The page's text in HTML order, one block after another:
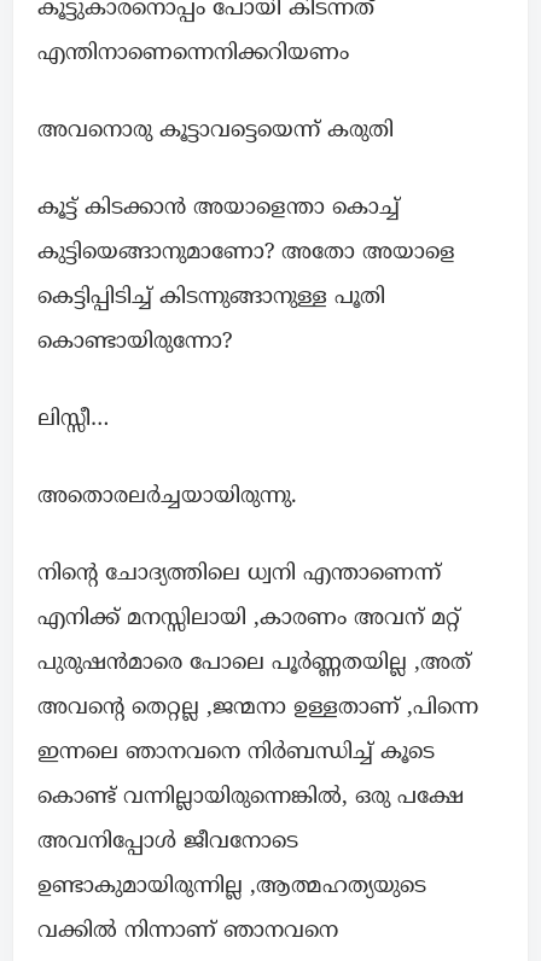
കൂട്ടുകാരനൊപ്പം പോയി കിടന്നത്
എന്തിനാണെന്നെനിക്കറിയണം
അവനൊരു കൂട്ടാവട്ടെയെന്ന് കരുതി
കൂട്ട് കിടക്കാൻ അയാളെന്താ കൊച്ച്
കുട്ടിയെങ്ങാനുമാണോ? അതോ അയാളെ
കെട്ടിപ്പിടിച്ച് കിടന്നുങ്ങാനുള്ള പൂതി
കൊണ്ടായിരുന്നോ?
ലിസ്സീ…
അതൊരലർച്ചയായിരുന്നു.
നിൻ്റെ ചോദ്യത്തിലെ ധ്വനി എന്താണെന്ന്
എനിക്ക് മനസ്സിലായി ,കാരണം അവന് മറ്റ്
പുരുഷൻമാരെ പോലെ പൂർണ്ണതയില്ല ,അത്
അവൻ്റെ തെറ്റല്ല ,ജന്മനാ ഉള്ളതാണ് ,പിന്നെ
ഇന്നലെ ഞാനവനെ നിർബന്ധിച്ച് കൂടെ
കൊണ്ട് വന്നില്ലായിരുന്നെങ്കിൽ, ഒരു പക്ഷേ
അവനിപ്പോൾ ജീവനോടെ
ഉണ്ടാകുമായിരുന്നില്ല ,ആത്മഹത്യയുടെ
വക്കിൽ നിന്നാണ് ഞാനവനെ